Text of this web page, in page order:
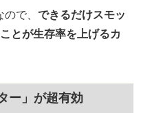
ので、できるだけスモッ
とが生存率を上げるカ
ー」が超有効